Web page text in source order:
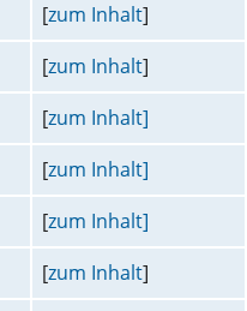
[zum Inhalt]
[zum Inhalt]
[zum Inhalt]
[zum Inhalt]
[zum Inhalt]
[zum Inhalt]